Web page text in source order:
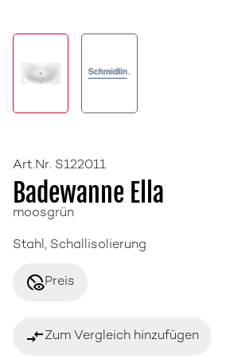
Art.Nr. S122011
Badewanne Ella
moosgrün
Stahl, Schallisolierung
disabled_visiblePreis
compare_arrowsZum Vergleich hinzufügen